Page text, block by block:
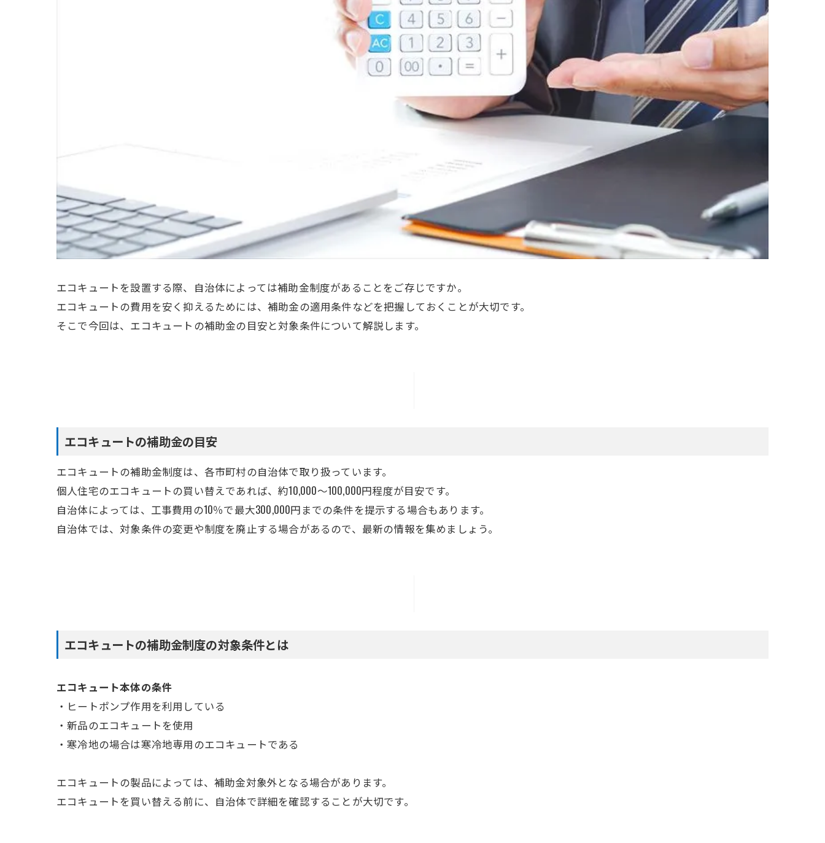
エコキュートを設置する際、自治体によっては補助金制度があることをご存じですか。
エコキュートの費用を安く抑えるためには、補助金の適用条件などを把握しておくことが大切です。
そこで今回は、エコキュートの補助金の目安と対象条件について解説します。
エコキュートの補助金の目安
エコキュートの補助金制度は、各市町村の自治体で取り扱っています。
個人住宅のエコキュートの買い替えであれば、約10,000～100,000円程度が目安です。
自治体によっては、工事費用の10％で最大300,000円までの条件を提示する場合もあります。
自治体では、対象条件の変更や制度を廃止する場合があるので、最新の情報を集めましょう。
エコキュートの補助金制度の対象条件とは
エコキュート本体の条件
・ヒートポンプ作用を利用している
・新品のエコキュートを使用
・寒冷地の場合は寒冷地専用のエコキュートである
エコキュートの製品によっては、補助金対象外となる場合があります。
エコキュートを買い替える前に、自治体で詳細を確認することが大切です。